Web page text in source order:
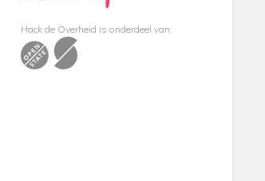
Hack de Overheid is onderdeel van: